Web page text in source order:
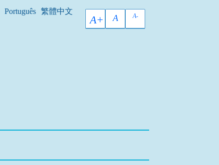
A-
A
A+
Português 繁體中文